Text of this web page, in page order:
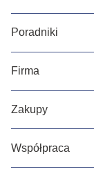
Poradniki
Firma
Zakupy
Współpraca